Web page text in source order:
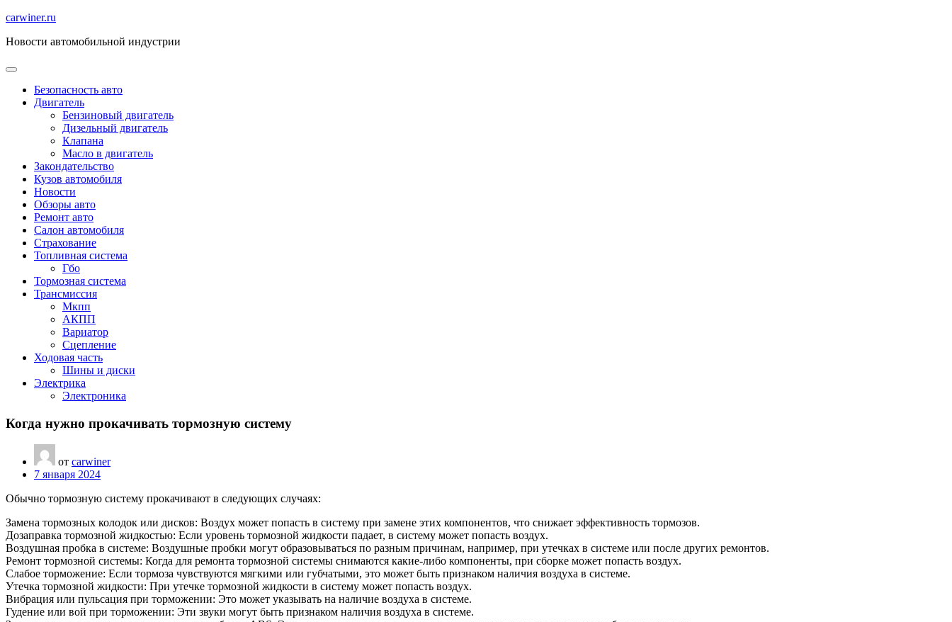
Перейти
содержимому
carwiner.ru
Новости автомобильной индустрии
Безопасность авто
Двигатель
Бензиновый двигатель
Дизельный двигатель
Клапана
Масло в двигатель
Закондательство
Кузов автомобиля
Новости
Обзоры авто
Ремонт авто
Салон автомобиля
Страхование
Топливная система
Гбо
Тормозная система
Трансмиссия
Мкпп
АКПП
Вариатор
Сцепление
Ходовая часть
Шины и диски
Электрика
Электроника
Когда нужно прокачивать тормозную систему
от carwiner
7 января 2024
Обычно тормозную систему прокачивают в следующих случаях:
Замена тормозных колодок или дисков: Воздух может попасть в систему при замене этих компонентов, что снижает эффективность тормозов.
Дозаправка тормозной жидкостью: Если уровень тормозной жидкости падает, в систему может попасть воздух.
Воздушная пробка в системе: Воздушные пробки могут образовываться по разным причинам, например, при утечках в системе или после других ремонтов.
Ремонт тормозной системы: Когда для ремонта тормозной системы снимаются какие-либо компоненты, при сборке может попасть воздух.
Слабое торможение: Если тормоза чувствуются мягкими или губчатыми, это может быть признаком наличия воздуха в системе.
Утечка тормозной жидкости: При утечке тормозной жидкости в систему может попасть воздух.
Вибрация или пульсация при торможении: Это может указывать на наличие воздуха в системе.
Гудение или вой при торможении: Эти звуки могут быть признаком наличия воздуха в системе.